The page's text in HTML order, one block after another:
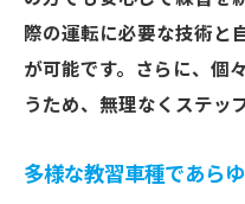
プ
初日に知って
段階的なレッ
際の運転に必要な技術と
が可能です。さらに、個
うため、無理なくステッ
多様な教習車種であら